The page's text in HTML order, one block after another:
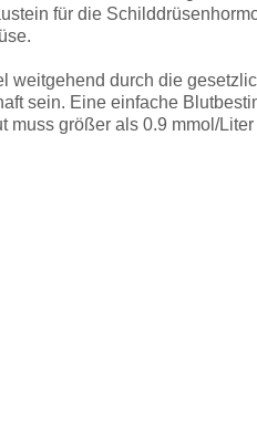
für die
weitgehend durch die
sein. Eine einfache
muss größer als 0.9 mmol/